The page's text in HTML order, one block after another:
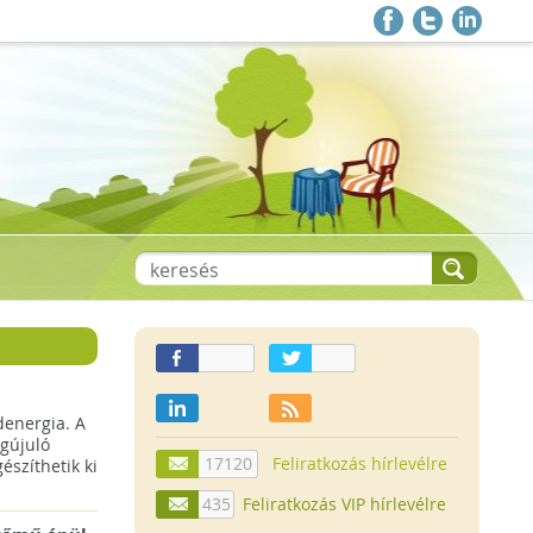
A
ki
17120
Feliratkozás hírlevélre
435
Feliratkozás VIP hírlevélre